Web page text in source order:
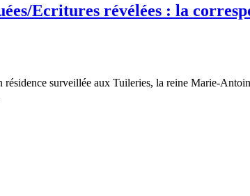
Ecritures révélées : la
surveillée aux Tuileries, la reine Marie-